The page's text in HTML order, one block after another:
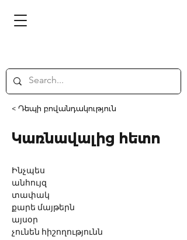
< Դեպի բովանդակություն
Կառնավալից հետո
Ինչպես
անհույզ
տափակ
քարե մայթերն
այսօր
չունեն հիշողությունն